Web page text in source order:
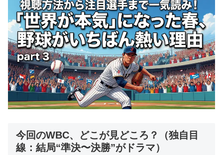
今回のWBC、どこが見どころ？（独自目
線：結局“準決〜決勝”がドラマ）